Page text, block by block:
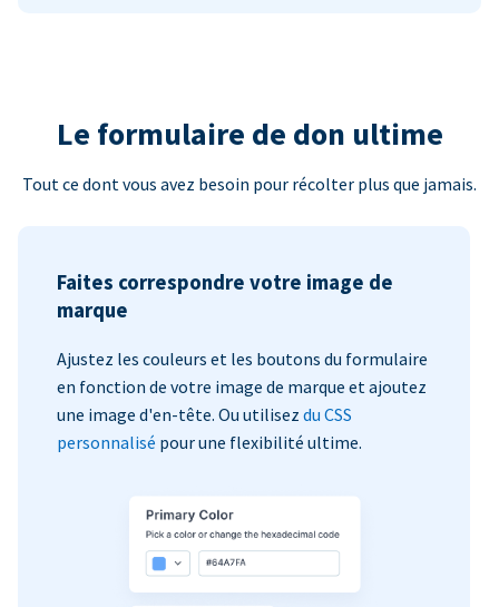
Le formulaire de don ultime
Tout ce dont vous avez besoin pour récolter plus que jamais.
Faites correspondre votre image de
marque
Ajustez les couleurs et les boutons du formulaire
en fonction de votre image de marque et ajoutez
une image d'en-tête. Ou utilisez du CSS
personnalisé pour une flexibilité ultime.